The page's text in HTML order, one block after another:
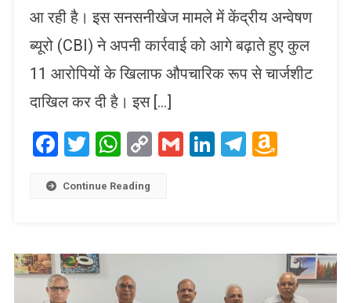
आ रही है। इस सनसनीखेज मामले में केंद्रीय अन्वेषण
ब्यूरो (CBI) ने अपनी कार्रवाई को आगे बढ़ाते हुए कुल
11 आरोपियों के खिलाफ औपचारिक रूप से चार्जशीट
दाखिल कर दी है। इस […]
Facebook
TwitterWhatsApp
CopyGmailLinkedIn
Telegram
Continue Reading